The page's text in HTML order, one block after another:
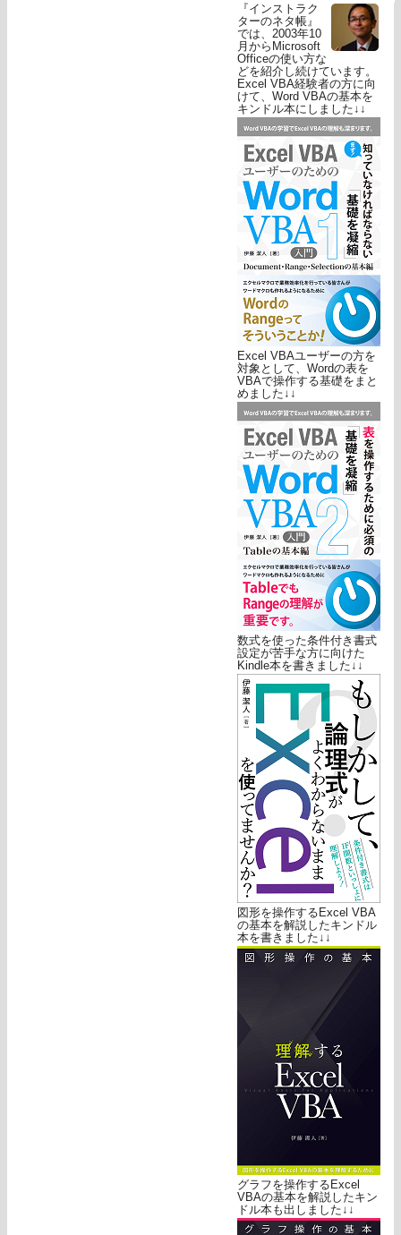
『インストラク
ターのネタ帳』
では、2003年10
月からMicrosoft
Officeの使い方な
どを紹介し続けています。
Excel VBA経験者の方に向
けて、Word VBAの基本を
キンドル本にしました↓↓
Excel VBAユーザーの方を
対象として、Wordの表を
VBAで操作する基礎をまと
めました↓↓
数式を使った条件付き書式
設定が苦手な方に向けた
Kindle本を書きました↓↓
図形を操作するExcel VBA
の基本を解説したキンドル
本を書きました↓↓
グラフを操作するExcel
VBAの基本を解説したキン
ドル本も出しました↓↓